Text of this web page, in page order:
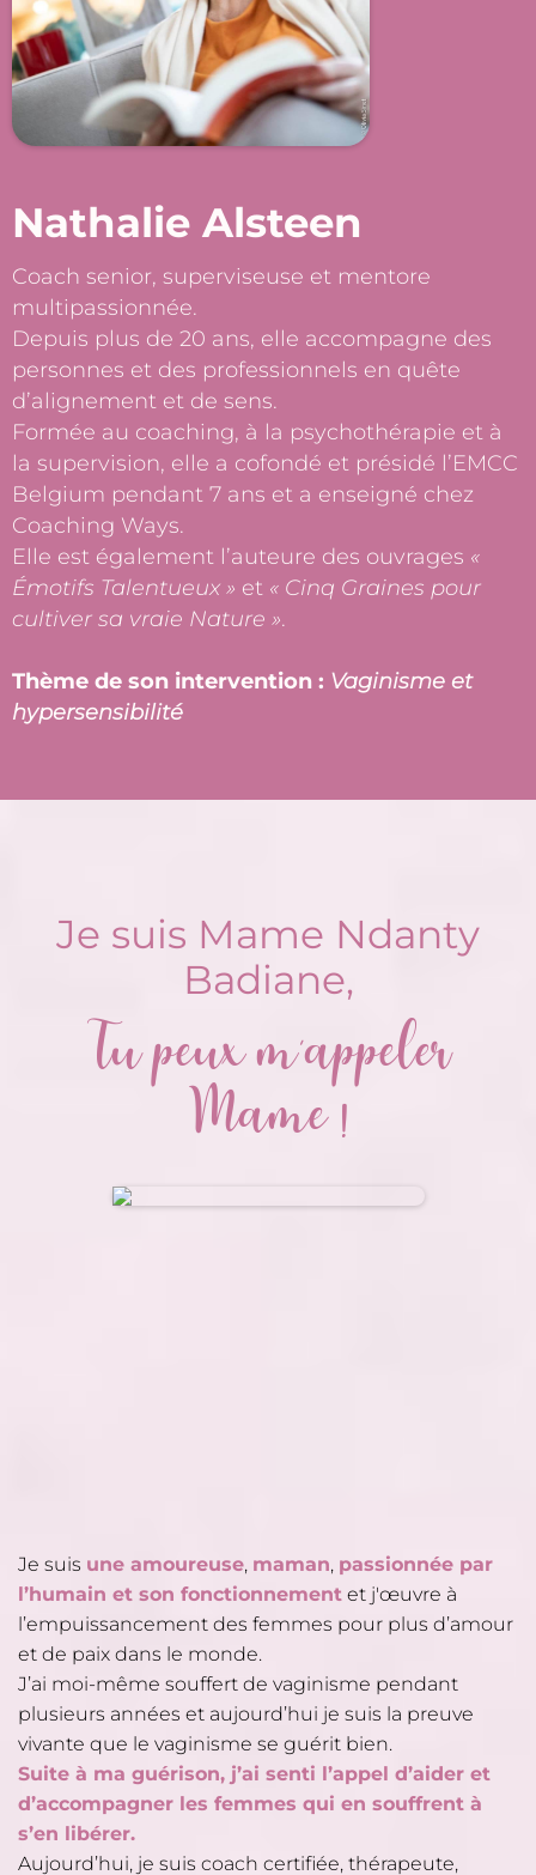
Nathalie Alsteen
Coach senior, superviseuse et mentore
multipassionnée.
Depuis plus de 20 ans, elle accompagne des
personnes et des professionnels en quête
d’alignement et de sens.
Formée au coaching, à la psychothérapie et à
la supervision, elle a cofondé et présidé l’EMCC
Belgium pendant 7 ans et a enseigné chez
Coaching Ways.
Elle est également l’auteure des ouvrages «
Émotifs Talentueux » et « Cinq Graines pour
cultiver sa vraie Nature ».
Thème de son intervention : Vaginisme et
hypersensibilité
Je suis Mame Ndanty
Badiane,
Tu peux m'appeler
Mame !
Je suis une amoureuse, maman, passionnée par
l’humain et son fonctionnement et j'œuvre à
l’empuissancement des femmes pour plus d’amour
et de paix dans le monde.
J’ai moi-même souffert de vaginisme pendant
plusieurs années et aujourd’hui je suis la preuve
vivante que le vaginisme se guérit bien.
Suite à ma guérison, j’ai senti l’appel d’aider et
d’accompagner les femmes qui en souffrent à
s’en libérer.
Aujourd’hui, je suis coach certifiée, thérapeute,